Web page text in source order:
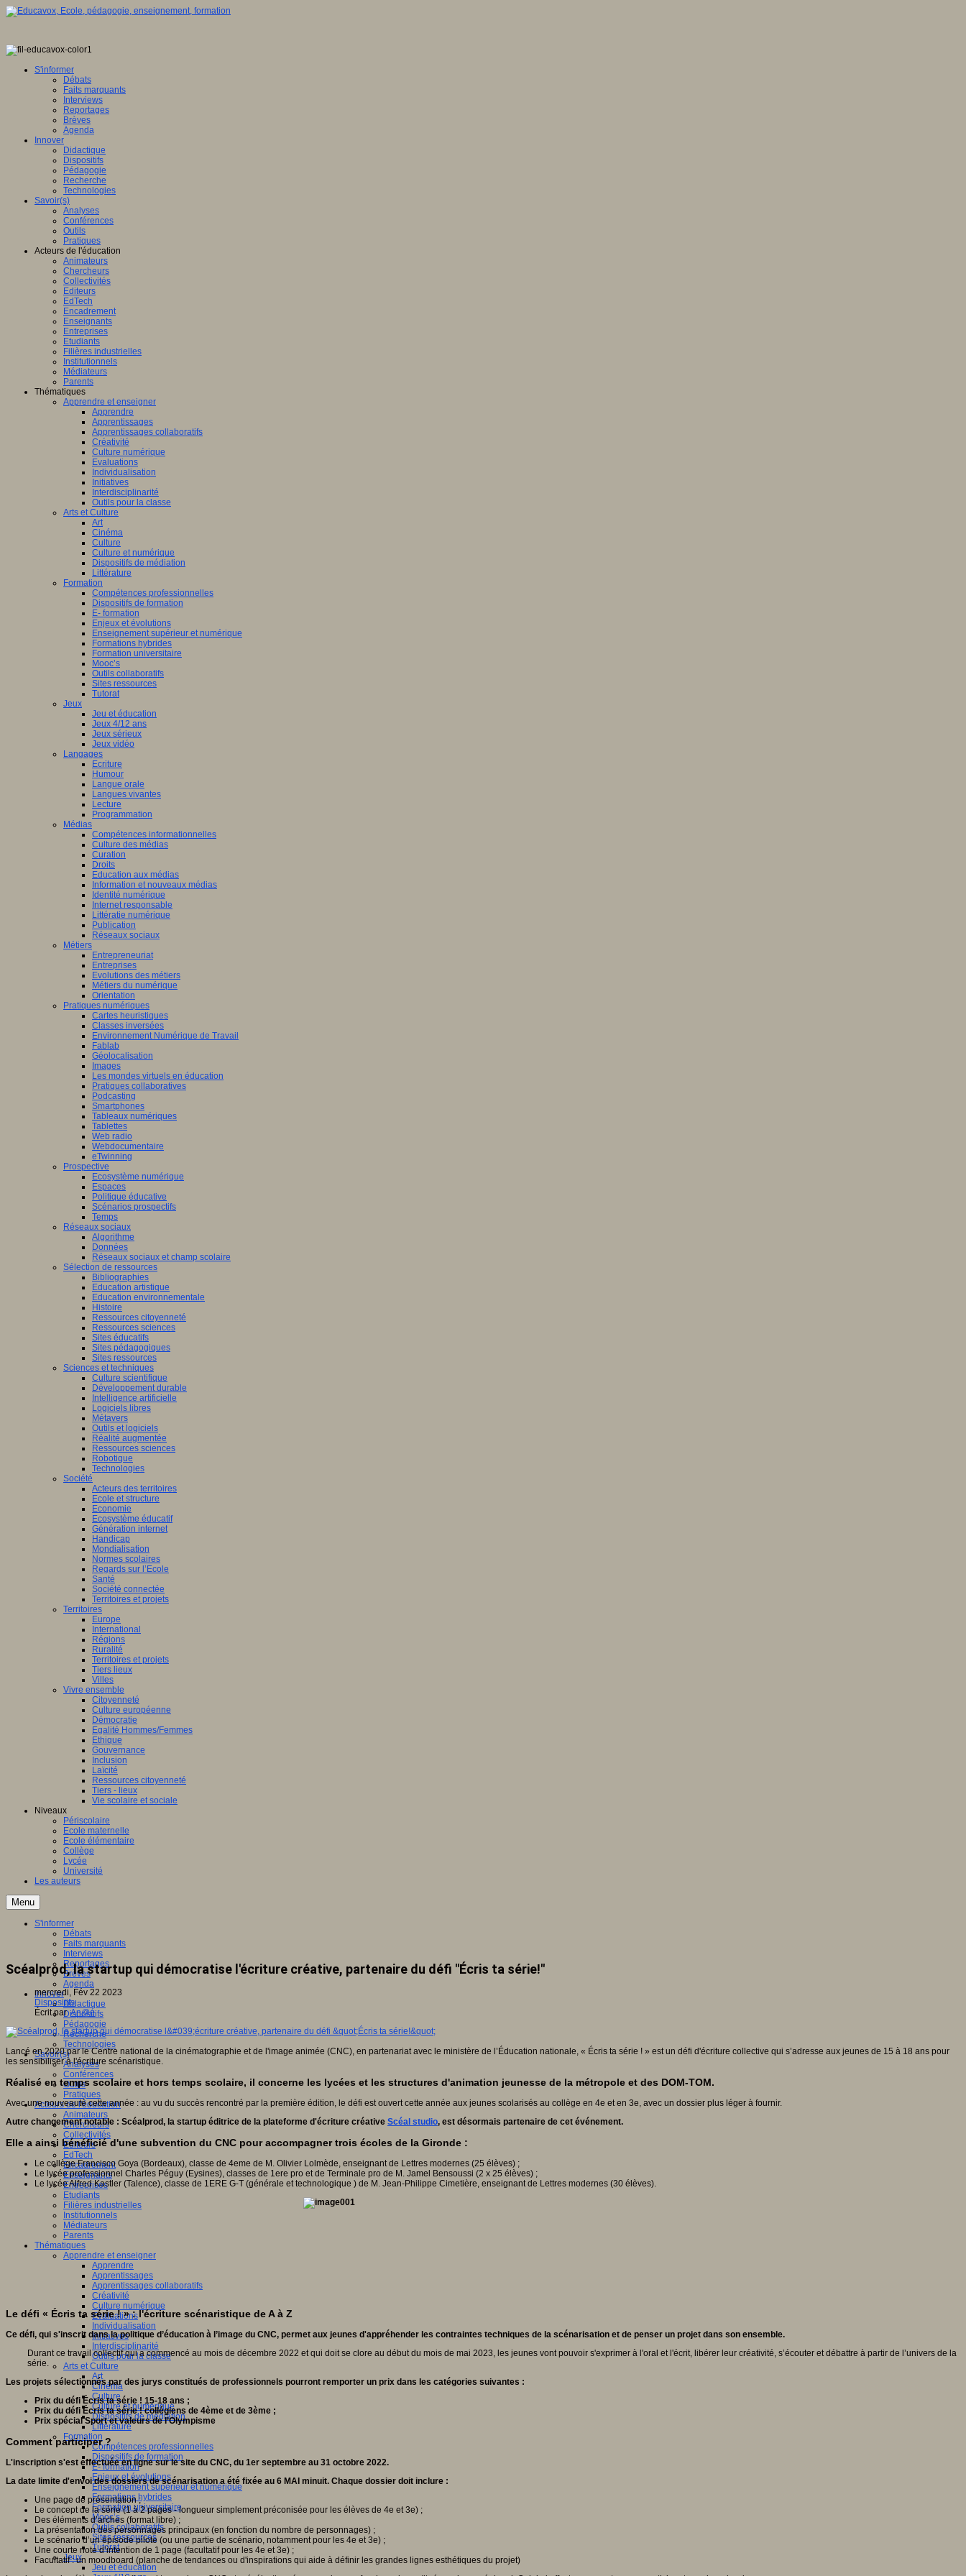
S'informer
Débats
Faits marquants
Interviews
Reportages
Brèves
Agenda
Innover
Didactique
Dispositifs
Pédagogie
Recherche
Technologies
Savoir(s)
Analyses
Conférences
Outils
Pratiques
Acteurs de l'éducation
Animateurs
Chercheurs
Collectivités
Editeurs
EdTech
Encadrement
Enseignants
Entreprises
Etudiants
Filières industrielles
Institutionnels
Médiateurs
Parents
Thématiques
Apprendre et enseigner
Apprendre
Apprentissages
Apprentissages collaboratifs
Créativité
Culture numérique
Evaluations
Individualisation
Initiatives
Interdisciplinarité
Outils pour la classe
Arts et Culture
Art
Cinéma
Culture
Culture et numérique
Dispositifs de médiation
Littérature
Formation
Compétences professionnelles
Dispositifs de formation
E- formation
Enjeux et évolutions
Enseignement supérieur et numérique
Formations hybrides
Formation universitaire
Mooc’s
Outils collaboratifs
Sites ressources
Tutorat
Jeux
Jeu et éducation
Jeux 4/12 ans
Jeux sérieux
Jeux vidéo
Langages
Ecriture
Humour
Langue orale
Langues vivantes
Lecture
Programmation
Médias
Compétences informationnelles
Culture des médias
Curation
Droits
Education aux médias
Information et nouveaux médias
Identité numérique
Internet responsable
Littératie numérique
Publication
Réseaux sociaux
Métiers
Entrepreneuriat
Entreprises
Evolutions des métiers
Métiers du numérique
Orientation
Pratiques numériques
Cartes heuristiques
Classes inversées
Environnement Numérique de Travail
Fablab
Géolocalisation
Images
Les mondes virtuels en éducation
Pratiques collaboratives
Podcasting
Smartphones
Tableaux numériques
Tablettes
Web radio
Webdocumentaire
eTwinning
Prospective
Ecosystème numérique
Espaces
Politique éducative
Scénarios prospectifs
Temps
Réseaux sociaux
Algorithme
Données
Réseaux sociaux et champ scolaire
Sélection de ressources
Bibliographies
Education artistique
Education environnementale
Histoire
Ressources citoyenneté
Ressources sciences
Sites éducatifs
Sites pédagogiques
Sites ressources
Sciences et techniques
Culture scientifique
Développement durable
Intelligence artificielle
Logiciels libres
Métavers
Outils et logiciels
Réalité augmentée
Ressources sciences
Robotique
Technologies
Société
Acteurs des territoires
Ecole et structure
Economie
Ecosystème éducatif
Génération internet
Handicap
Mondialisation
Normes scolaires
Regards sur l’Ecole
Santé
Société connectée
Territoires et projets
Territoires
Europe
International
Régions
Ruralité
Territoires et projets
Tiers lieux
Villes
Vivre ensemble
Citoyenneté
Culture européenne
Démocratie
Egalité Hommes/Femmes
Ethique
Gouvernance
Inclusion
Laïcité
Ressources citoyenneté
Tiers - lieux
Vie scolaire et sociale
Niveaux
Périscolaire
Ecole maternelle
Ecole élémentaire
Collège
Lycée
Université
Les auteurs
Menu
S'informer
Débats
Faits marquants
Interviews
Reportages
Brèves
Agenda
Innover
Didactique
Dispositifs
Pédagogie
Recherche
Technologies
Savoir(s)
Analyses
Conférences
Outils
Pratiques
Acteurs de l'éducation
Animateurs
Chercheurs
Collectivités
Editeurs
EdTech
Encadrement
Enseignants
Entreprises
Etudiants
Filières industrielles
Institutionnels
Médiateurs
Parents
Thématiques
Apprendre et enseigner
Apprendre
Apprentissages
Apprentissages collaboratifs
Créativité
Culture numérique
Evaluations
Individualisation
Initiatives
Interdisciplinarité
Outils pour la classe
Arts et Culture
Art
Cinéma
Culture
Culture et numérique
Dispositifs de médiation
Littérature
Formation
Compétences professionnelles
Dispositifs de formation
E- formation
Enjeux et évolutions
Enseignement supérieur et numérique
Formations hybrides
Formation universitaire
Mooc’s
Outils collaboratifs
Sites ressources
Tutorat
Jeux
Jeu et éducation
Scéalprod, la startup qui démocratise l'écriture créative, partenaire du défi "Écris ta série!"
mercredi, Fév 22 2023
Dispositifs
Écrit parAn@é
Lancé en 2020 par le Centre national de la cinématographie et de l'image animée (CNC), en partenariat avec le ministère de l’Éducation nationale, « Écris ta série ! » est un défi d'écriture collective qui s’adresse aux jeunes de 15 à 18 ans pour
les sensibiliser à l'écriture scénaristique.
Réalisé en temps scolaire et hors temps scolaire, il concerne les lycées et les structures d'animation jeunesse de la métropole et des DOM-TOM.
Avec une nouveauté cette année : au vu du succès rencontré par la première édition, le défi est ouvert cette année aux jeunes scolarisés au collège en 4e et en 3e, avec un dossier plus léger à fournir.
Autre changement notable : Scéalprod, la startup éditrice de la plateforme d'écriture créative Scéal studio, est désormais partenaire de cet événement.
Elle a ainsi bénéficié d'une subvention du CNC pour accompagner trois écoles de la Gironde :
Le collège Francisco Goya (Bordeaux), classe de 4eme de M. Olivier Lolmède, enseignant de Lettres modernes (25 élèves) ;
Le lycée professionnel Charles Péguy (Eysines), classes de 1ere pro et de Terminale pro de M. Jamel Bensoussi (2 x 25 élèves) ;
Le lycée Alfred Kastler (Talence), classe de 1ERE G-T (générale et technologique ) de M. Jean-Philippe Cimetière, enseignant de Lettres modernes (30 élèves).
Le défi « Écris ta série ! » : l'écriture scénaristique de A à Z
Ce défi, qui s'inscrit dans la politique d’éducation à l’image du CNC, permet aux jeunes d'appréhender les contraintes techniques de la scénarisation et de penser un projet dans son ensemble.
Durant ce travail collectif qui a commencé au mois de décembre 2022 et qui doit se clore au début du mois de mai 2023, les jeunes vont pouvoir s'exprimer à l'oral et l'écrit, libérer leur créativité, s’écouter et débattre à partir de l’univers de la
série.
Les projets sélectionnés par des jurys constitués de professionnels pourront remporter un prix dans les catégories suivantes :
Prix du défi Écris ta série ! 15-18 ans ;
Prix du défi Écris ta série ! collégiens de 4ème et de 3ème ;
Prix spécial Sport et valeurs de l’Olympisme
Comment participer ?
L'inscription s'est effectuée en ligne sur le site du CNC, du 1er septembre au 31 octobre 2022.
La date limite d'envoi des dossiers de scénarisation a été fixée au 6 MAI minuit. Chaque dossier doit inclure :
Une page de présentation ;
Le concept de la série (1 à 2 pages - longueur simplement préconisée pour les élèves de 4e et 3e) ;
Des éléments d’arches (format libre) ;
La présentation des personnages principaux (en fonction du nombre de personnages) ;
Le scénario d’un épisode pilote (ou une partie de scénario, notamment pour les 4e et 3e) ;
Une courte note d’intention de 1 page (facultatif pour les 4e et 3e) ;
Facultatif : un moodboard (planche de tendances ou d'inspirations qui aide à définir les grandes lignes esthétiques du projet)